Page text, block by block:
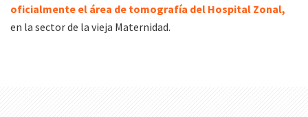
oficialmente el área de tomografía del Hospital Zonal,
en la sector de la vieja Maternidad.